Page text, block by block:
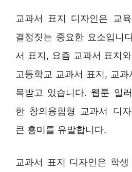
교과서 표지 디자인은 교
결정짓는 중요한 요소입니
서 표지, 요즘 교과서 표지
고등학교 교과서 표지, 교
목받고 있습니다. 웹툰 일
한 창의융합형 교과서 디
큰 흥미를 유발합니다.
교과서 표지 디자인은 학